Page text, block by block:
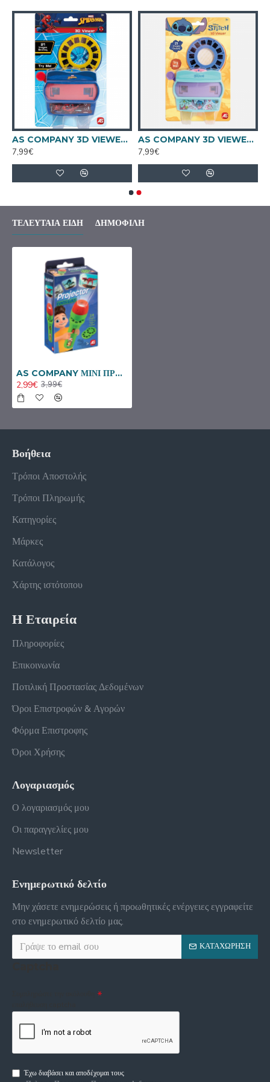
AS COMPANY 3D VIEWER SPIDERMAN 1027-64254
7,99€
AS COMPANY 3D VIEWER STITCH 1027-64255
7,99€
ΤΕΛΕΥΤΑΊΑ ΕΊΔΗ ΔΗΜΟΦΙΛΉ
AS COMPANY ΜΙΝΙ ΠΡΟΤΖΕΚΤΟΡΑΣ ΦΑΚΟΣ ΔΕΙΝΟΣΑΥΡΟΣ 1027-64217
2,99€ 3,99€
Βοήθεια
Τρόποι Αποστολής
Τρόποι Πληρωμής
Κατηγορίες
Μάρκες
Κατάλογος
Χάρτης ιστότοπου
Η Εταιρεία
Πληροφορίες
Επικοινωνία
Ποτιλική Προστασίας Δεδομένων
Όροι Επιστροφών & Αγορών
Φόρμα Επιστροφης
Όροι Χρήσης
Λογαριασμός
Ο λογαριασμός μου
Οι παραγγελίες μου
Newsletter
Ενημερωτικό δελτίο
Μην χάσετε ενημερώσεις ή προωθητικές ενέργειες εγγραφείτε
στο ενημερωτικό δελτίο μας.
ΚΑΤΑΧΏΡΗΣΗ
Έχω διαβάσει και αποδέχομαι τους